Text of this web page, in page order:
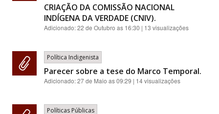
CRIAÇÃO DA COMISSÃO NACIONAL
INDÍGENA DA VERDADE (CNIV).
Adicionado:22 de Outubro as 16:30 | 13 visualizações
Política Indigenista
Parecer sobre a tese do Marco Temporal.
Adicionado:27 de Maio as 09:29 | 14 visualizações
Políticas Públicas